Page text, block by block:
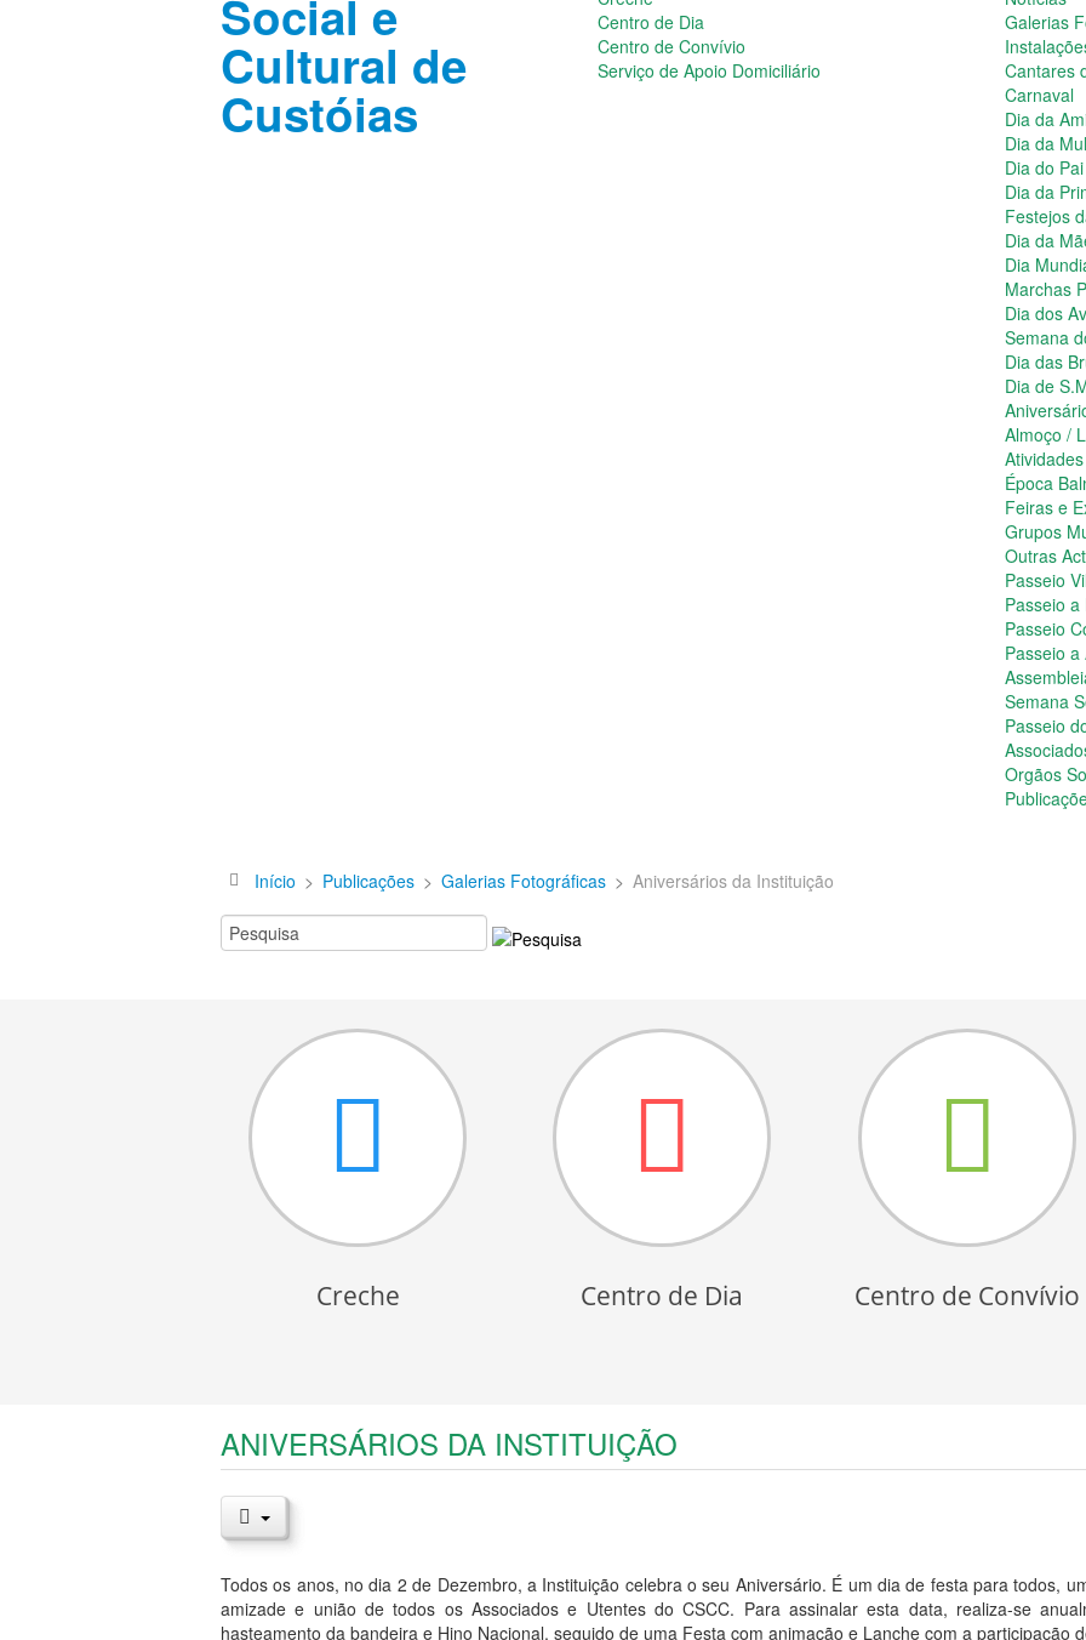
Centro de Dia
Centro de Convívio
Serviço de Apoio Domiciliário
Galerias
Cantares
Carnaval
Dia da
Dia da
Dia do Pai
Dia da
Festejos
Dia da
Dia
Marchas
Dia dos
Semana
Dia das
Dia de
Almoço /
Época
Feiras e
Grupos
Outras
Passeio
Passeio
Passeio
Passeio a
Semana
Passeio
Orgãos
Início > Publicações > Galerias Fotográficas > Aniversários da Instituição
Creche Centro de Dia Centro de Convívio
ANIVERSÁRIOS DA INSTITUIÇÃO
Todos os anos, no dia 2 de Dezembro, a Instituição celebra o seu Aniversário. É um dia de festa para todos,
amizade e união de todos os Associados e Utentes do CSCC. Para assinalar esta data, realiza-se
hasteamento da bandeira e Hino Nacional, seguido de uma Festa com animação e Lanche com a participação